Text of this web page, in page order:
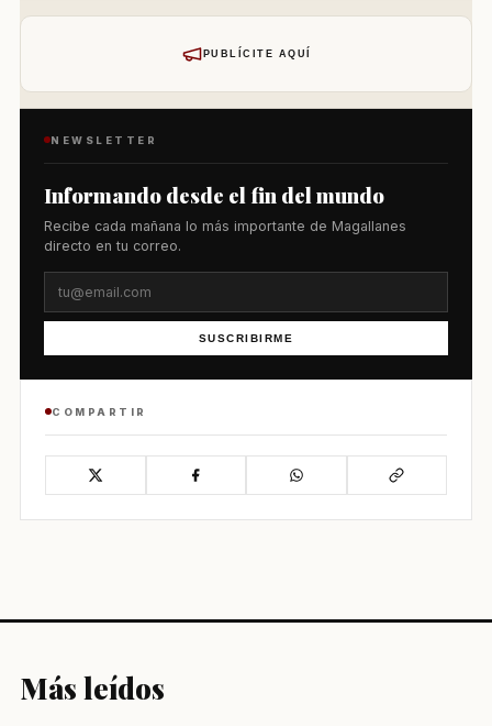
PUBLÍCITE AQUÍ
NEWSLETTER
Informando desde el fin del mundo
Recibe cada mañana lo más importante de Magallanes
directo en tu correo.
SUSCRIBIRME
COMPARTIR
Más leídos